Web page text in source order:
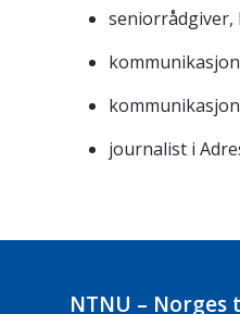
seniorrådgiver,
journalist i
NTNU –